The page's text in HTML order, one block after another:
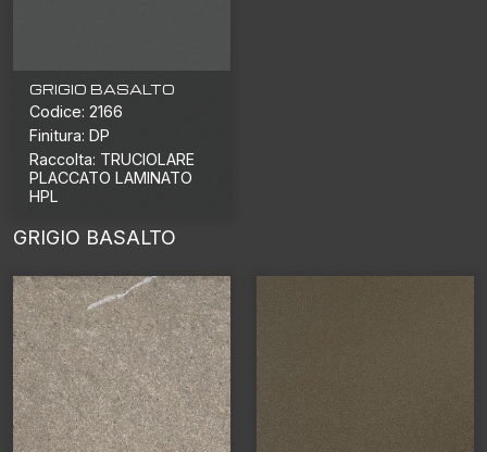
GRIGIO BASALTO
Codice: 2166
Finitura: DP
Raccolta: TRUCIOLARE
PLACCATO LAMINATO
HPL
GRIGIO BASALTO